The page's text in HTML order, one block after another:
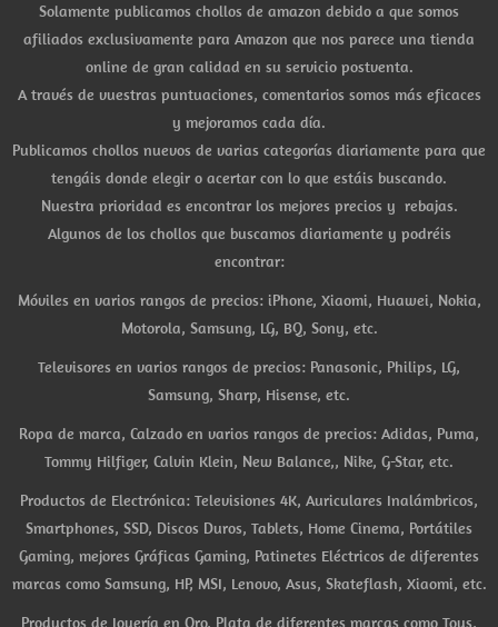
Solamente publicamos chollos de amazon debido a que somos
afiliados exclusivamente para Amazon que nos parece una tienda
online de gran calidad en su servicio postventa.
A través de vuestras puntuaciones, comentarios somos más eficaces
y mejoramos cada día.
Publicamos chollos nuevos de varias categorías diariamente para que
tengáis donde elegir o acertar con lo que estáis buscando.
Nuestra prioridad es encontrar los mejores precios y rebajas.
Algunos de los chollos que buscamos diariamente y podréis
encontrar:
Móviles en varios rangos de precios: iPhone, Xiaomi, Huawei, Nokia,
Motorola, Samsung, LG, BQ, Sony, etc.
Televisores en varios rangos de precios: Panasonic, Philips, LG,
Samsung, Sharp, Hisense, etc.
Ropa de marca, Calzado en varios rangos de precios: Adidas, Puma,
Tommy Hilfiger, Calvin Klein, New Balance,, Nike, G-Star, etc.
Productos de Electrónica: Televisiones 4K, Auriculares Inalámbricos,
Smartphones, SSD, Discos Duros, Tablets, Home Cinema, Portátiles
Gaming, mejores Gráficas Gaming, Patinetes Eléctricos de diferentes
marcas como Samsung, HP, MSI, Lenovo, Asus, Skateflash, Xiaomi, etc.
Productos de Joyería en Oro, Plata de diferentes marcas como Tous,